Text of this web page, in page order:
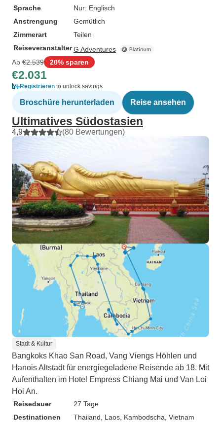
Sprache
Nur: Englisch
Anstrengung
Gemütlich
Zimmerart
Teilen
ReiseveranstalterG Adventures
Ab €2.539 20% sparen
€2.031
Registrieren to unlock savings
Broschüre herunterladen Reise ansehen
Ultimatives Südostasien
4,9 (80 Bewertungen)
Stadt & Kultur
Bangkoks Khao San Road, Vang Viengs Höhlen und
Hanois Altstadt für energiegeladene Reisende ab 18. Mit
Aufenthalten im Hotel Empress Chiang Mai und Van Loi
Hoi An.
Reisedauer
27 Tage
Destinationen
Thailand , Laos , Kambodscha , Vietnam